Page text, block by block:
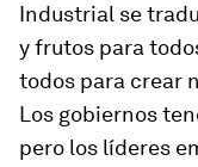
Industrial se
y frutos para
todos para crear
Los gobiernos
pero los líderes